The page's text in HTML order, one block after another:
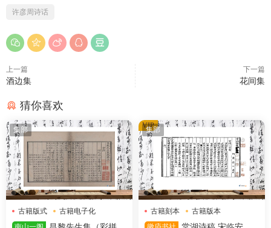
许彦周诗话
上一篇
酒边集
下一篇
花间集
猜你喜欢
集部
古籍版式
古籍电子化
昌黎先生
集部
古籍刻本
古籍版本
宋代文献
VIP